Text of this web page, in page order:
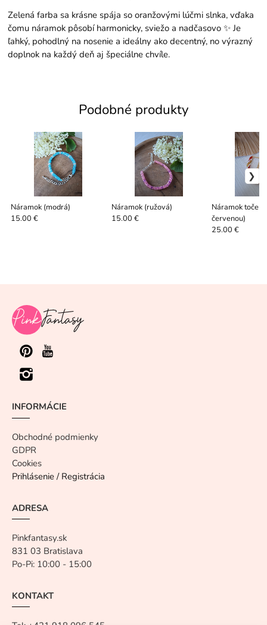
Zelená farba sa krásne spája so oranžovými lúčmi slnka, vďaka
čomu náramok pôsobí harmonicky, sviežo a nadčasovo ✨ Je
ľahký, pohodlný na nosenie a ideálny ako decentný, no výrazný
doplnok na každý deň aj špeciálne chvíle.
Podobné produkty
Náramok (modrá)
15.00 €
Náramok (ružová)
15.00 €
Náramok
červenou)
25.00 €
INFORMÁCIE
Obchodné podmienky
GDPR
Cookies
Prihlásenie / Registrácia
ADRESA
Pinkfantasy.sk
831 03 Bratislava
Po-Pi: 10:00 - 15:00
KONTAKT